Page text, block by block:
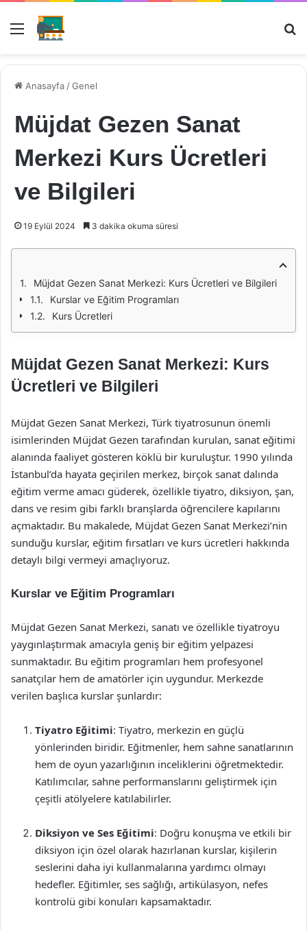
Menü
Anasayfa /Genel
Müjdat Gezen Sanat
Merkezi Kurs Ücretleri
ve Bilgileri
19 Eylül 2024 3 dakika okuma süresi
Müjdat Gezen Sanat Merkezi: Kurs Ücretleri ve Bilgileri
Kurslar ve Eğitim Programları
Kurs Ücretleri
Müjdat Gezen Sanat Merkezi: Kurs
Ücretleri ve Bilgileri
Müjdat Gezen Sanat Merkezi, Türk tiyatrosunun önemli
isimlerinden Müjdat Gezen tarafından kurulan, sanat eğitimi
alanında faaliyet gösteren köklü bir kuruluştur. 1990 yılında
İstanbul’da hayata geçirilen merkez, birçok sanat dalında
eğitim verme amacı güderek, özellikle tiyatro, diksiyon, şan,
dans ve resim gibi farklı branşlarda öğrencilere kapılarını
açmaktadır. Bu makalede, Müjdat Gezen Sanat Merkezi’nin
sunduğu kurslar, eğitim fırsatları ve kurs ücretleri hakkında
detaylı bilgi vermeyi amaçlıyoruz.
Kurslar ve Eğitim Programları
Müjdat Gezen Sanat Merkezi, sanatı ve özellikle tiyatroyu
yaygınlaştırmak amacıyla geniş bir eğitim yelpazesi
sunmaktadır. Bu eğitim programları hem profesyonel
sanatçılar hem de amatörler için uygundur. Merkezde
verilen başlıca kurslar şunlardır:
Tiyatro Eğitimi: Tiyatro, merkezin en güçlü
yönlerinden biridir. Eğitmenler, hem sahne sanatlarının
hem de oyun yazarlığının inceliklerini öğretmektedir.
Katılımcılar, sahne performanslarını geliştirmek için
çeşitli atölyelere katılabilirler.
Diksiyon ve Ses Eğitimi: Doğru konuşma ve etkili bir
diksiyon için özel olarak hazırlanan kurslar, kişilerin
seslerini daha iyi kullanmalarına yardımcı olmayı
hedefler. Eğitimler, ses sağlığı, artikülasyon, nefes
kontrolü gibi konuları kapsamaktadır.